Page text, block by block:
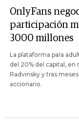
OnlyFans
participación
3000 millones
La plataforma para
del 20% del capital,
Radvinsky y tras
accionario.